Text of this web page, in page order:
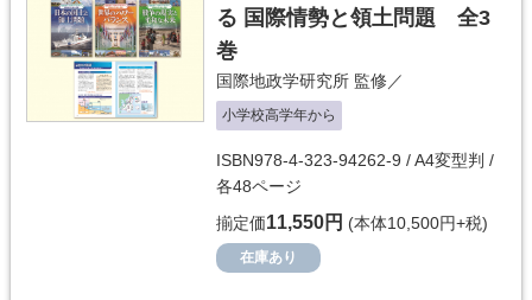
る 国際情勢と領土問題 全3
巻
国際地政学研究所 監修／
小学校高学年から
ISBN978-4-323-94262-9 / A4変型判 /
各48ページ
揃定価11,550円 (本体10,500円+税)
在庫あり